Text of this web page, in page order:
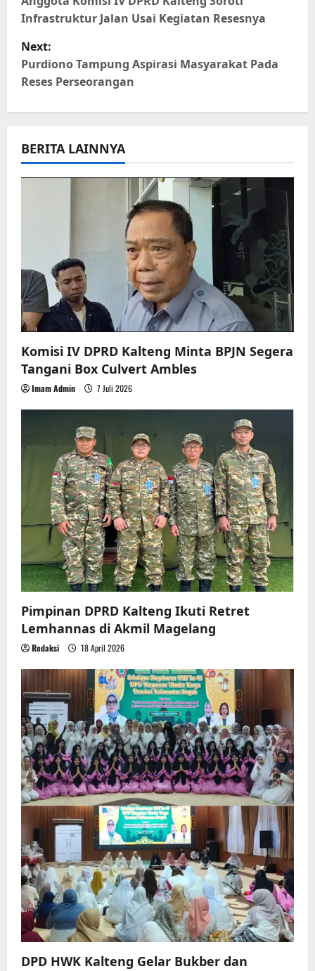
o
s
t
v
i
t
i
o
n
Infrastruktur Jalan Usai Kegiatan Resesnya
Next:
Purdiono Tampung Aspirasi Masyarakat Pada
Reses Perseorangan
BERITA LAINNYA
Komisi IV DPRD Kalteng Minta BPJN Segera
Tangani Box Culvert Ambles
Imam Admin 7 Juli 2026
Pimpinan DPRD Kalteng Ikuti Retret
Lemhannas di Akmil Magelang
Redaksi 18 April 2026
DPD HWK Kalteng Gelar Bukber dan